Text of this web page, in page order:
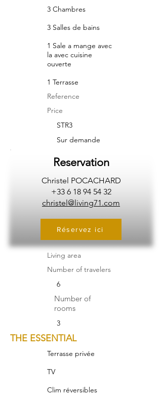
3 Chambres
3 Salles de bains
1 Sale a mange avec
la avec cuisine
ouverte
1 Terrasse
Reference
Price
STR3
Sur demande
Reservation
Christel POCACHARD
+33 6 18 94 54 32
christel@living71.com
Réservez ici
Living area
Number of travelers
6
Number of
rooms
3
THE ESSENTIAL
Terrasse privée
TV
Clim réversibles